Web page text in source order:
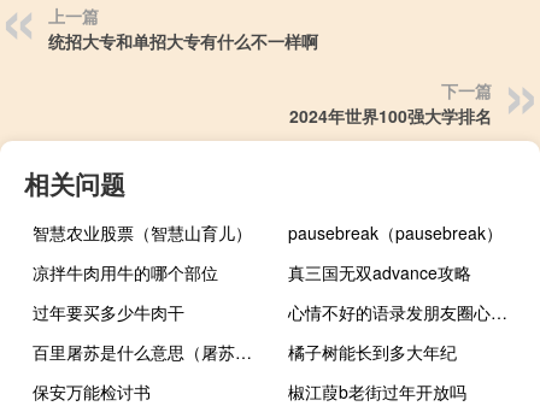
上一篇
统招大专和单招大专有什么不一样啊
下一篇
2024年世界100强大学排名
相关问题
智慧农业股票（智慧山育儿）
pausebreak（pausebreak）
凉拌牛肉用牛的哪个部位
真三国无双advance攻略
过年要买多少牛肉干
心情不好的语录发朋友圈心情短句
百里屠苏是什么意思（屠苏是什么意思）
橘子树能长到多大年纪
保安万能检讨书
椒江葭b老街过年开放吗